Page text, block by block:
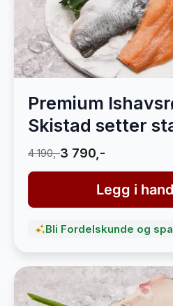
Premium
Skistad setter
4 190,-3 790,-
Legg i
Bli Fordelskunde og